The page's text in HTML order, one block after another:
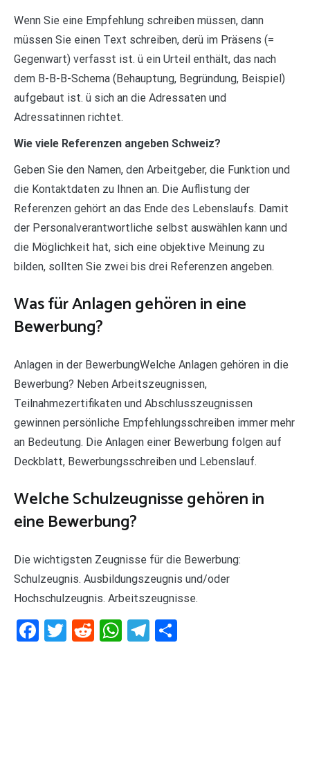
Wenn Sie eine Empfehlung schreiben müssen, dann
müssen Sie einen Text schreiben, derü im Präsens (=
Gegenwart) verfasst ist. ü ein Urteil enthält, das nach
dem B-B-B-Schema (Behauptung, Begründung, Beispiel)
aufgebaut ist. ü sich an die Adressaten und
Adressatinnen richtet.
Wie viele Referenzen angeben Schweiz?
Geben Sie den Namen, den Arbeitgeber, die Funktion und
die Kontaktdaten zu Ihnen an. Die Auflistung der
Referenzen gehört an das Ende des Lebenslaufs. Damit
der Personalverantwortliche selbst auswählen kann und
die Möglichkeit hat, sich eine objektive Meinung zu
bilden, sollten Sie zwei bis drei Referenzen angeben.
Was für Anlagen gehören in eine
Bewerbung?
Anlagen in der BewerbungWelche Anlagen gehören in die
Bewerbung? Neben Arbeitszeugnissen,
Teilnahmezertifikaten und Abschlusszeugnissen
gewinnen persönliche Empfehlungsschreiben immer mehr
an Bedeutung. Die Anlagen einer Bewerbung folgen auf
Deckblatt, Bewerbungsschreiben und Lebenslauf.
Welche Schulzeugnisse gehören in
eine Bewerbung?
Die wichtigsten Zeugnisse für die Bewerbung:
Schulzeugnis. Ausbildungszeugnis und/oder
Hochschulzeugnis. Arbeitszeugnisse.
Facebook
Twitter
RedditWhatsApp
Telegram